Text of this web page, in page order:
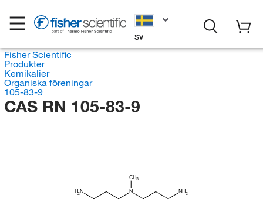
SV
Fisher Scientific
Produkter
Kemikalier
Organiska föreningar
105-83-9
CAS RN 105-83-9
CH3
N
H2N NH2